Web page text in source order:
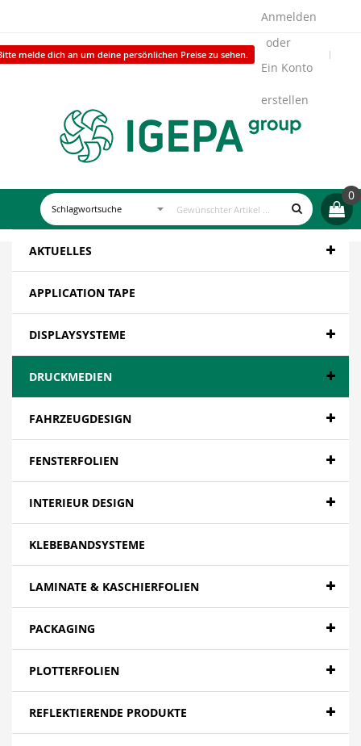
melde dich an um deine persönlichen Preise zu sehen.
Anmelden
Ein Konto
erstellen
0
AKTUELLES
APPLICATION TAPE
DISPLAYSYSTEME
DRUCKMEDIEN
FAHRZEUGDESIGN
FENSTERFOLIEN
INTERIEUR DESIGN
KLEBEBANDSYSTEME
LAMINATE & KASCHIERFOLIEN
PACKAGING
PLOTTERFOLIEN
REFLEKTIERENDE PRODUKTE